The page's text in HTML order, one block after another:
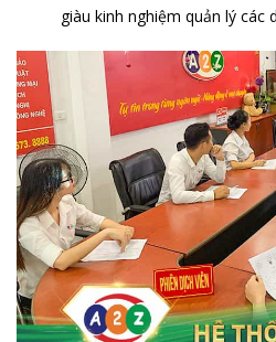
giàu kinh nghiệm quản lý các